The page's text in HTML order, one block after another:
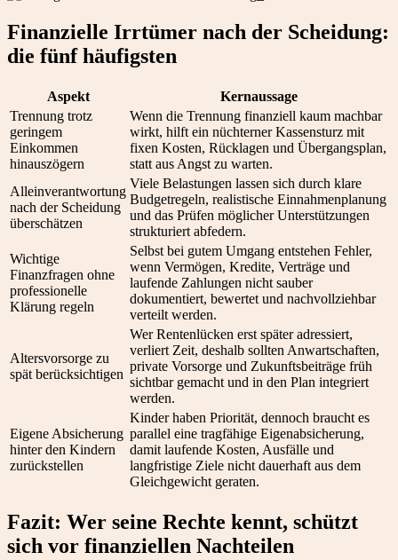
Finanzielle Irrtümer nach der Scheidung:
die fünf häufigsten
Aspekt
Kernaussage
Trennung trotz
geringem
Einkommen
hinauszögern
Wenn die Trennung finanziell kaum machbar
wirkt, hilft ein nüchterner Kassensturz mit
fixen Kosten, Rücklagen und Übergangsplan,
statt aus Angst zu warten.
Alleinverantwortung
nach der Scheidung
überschätzen
Viele Belastungen lassen sich durch klare
Budgetregeln, realistische Einnahmenplanung
und das Prüfen möglicher Unterstützungen
strukturiert abfedern.
Wichtige
Finanzfragen ohne
professionelle
Klärung regeln
Selbst bei gutem Umgang entstehen Fehler,
wenn Vermögen, Kredite, Verträge und
laufende Zahlungen nicht sauber
dokumentiert, bewertet und nachvollziehbar
verteilt werden.
Altersvorsorge zu
spät berücksichtigen
Wer Rentenlücken erst später adressiert,
verliert Zeit, deshalb sollten Anwartschaften,
private Vorsorge und Zukunftsbeiträge früh
sichtbar gemacht und in den Plan integriert
werden.
Eigene Absicherung
hinter den Kindern
zurückstellen
Kinder haben Priorität, dennoch braucht es
parallel eine tragfähige Eigenabsicherung,
damit laufende Kosten, Ausfälle und
langfristige Ziele nicht dauerhaft aus dem
Gleichgewicht geraten.
Fazit: Wer seine Rechte kennt, schützt
sich vor finanziellen Nachteilen